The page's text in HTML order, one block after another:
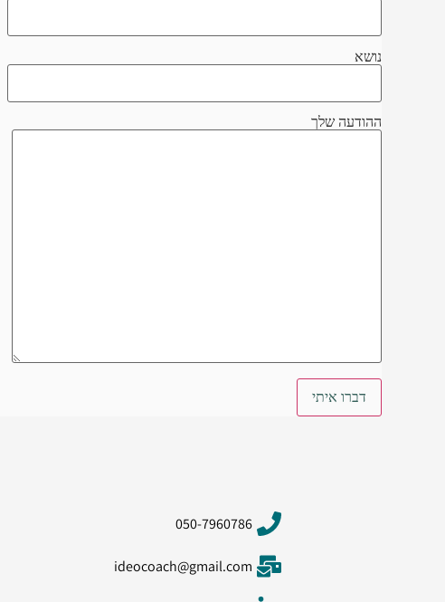
נושא
ההודעה שלך
050-7960786
ideocoach@gmail.com